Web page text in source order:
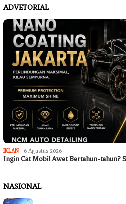
ADVETORIAL
IKLAN 6 Agustus 2026
Ingin Cat Mobil Awet Bertahun-tahun?
NASIONAL